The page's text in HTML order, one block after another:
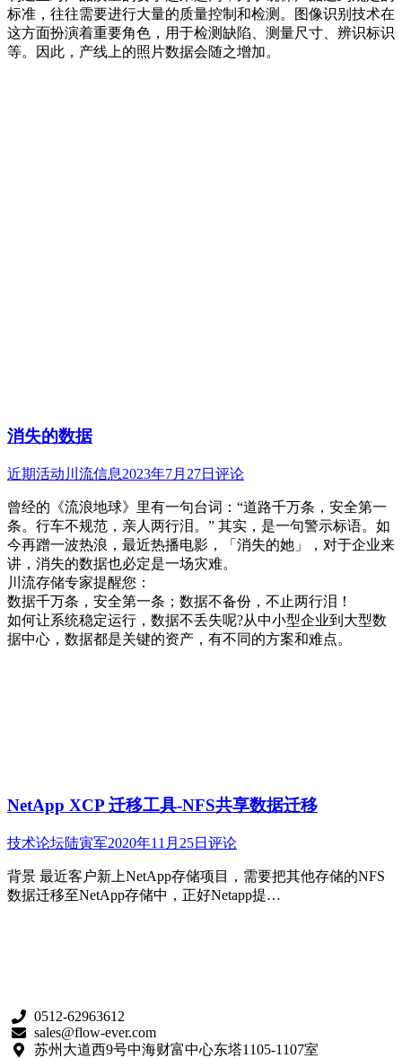
标准，往往需要进行大量的质量控制和检测。图像识别技术在
这方面扮演着重要角色，用于检测缺陷、测量尺寸、辨识标识
等。因此，产线上的照片数据会随之增加。
消失的数据
近期活动 川流信息2023年7月27日 评论
曾经的《流浪地球》里有一句台词：“道路千万条，安全第一
条。行车不规范，亲人两行泪。” 其实，是一句警示标语。如
今再蹭一波热浪，最近热播电影，「消失的她」，对于企业来
讲，消失的数据也必定是一场灾难。
川流存储专家提醒您：
数据千万条，安全第一条；数据不备份，不止两行泪！
如何让系统稳定运行，数据不丢失呢?从中小型企业到大型数
据中心，数据都是关键的资产，有不同的方案和难点。
NetApp XCP 迁移工具-NFS共享数据迁移
技术论坛陆寅军2020年11月25日 评论
背景 最近客户新上NetApp存储项目，需要把其他存储的NFS
数据迁移至NetApp存储中，正好Netapp提…
0512-62963612
sales@flow-ever.com
苏州大道西9号中海财富中心东塔1105-1107室